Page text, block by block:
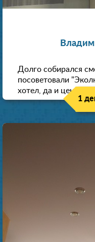
Долго собирался
посоветовали
хотел, да и цена
1